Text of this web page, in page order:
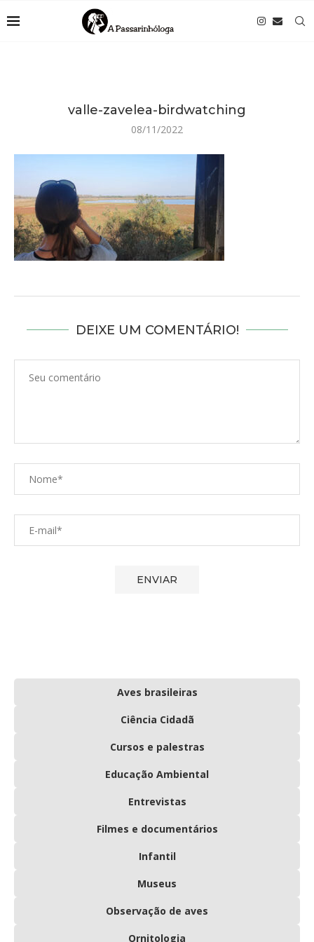
valle-zavelea-birdwatching
08/11/2022
DEIXE UM COMENTÁRIO!
Aves brasileiras
Ciência Cidadã
Cursos e palestras
Educação Ambiental
Entrevistas
Filmes e documentários
Infantil
Museus
Observação de aves
Ornitologia